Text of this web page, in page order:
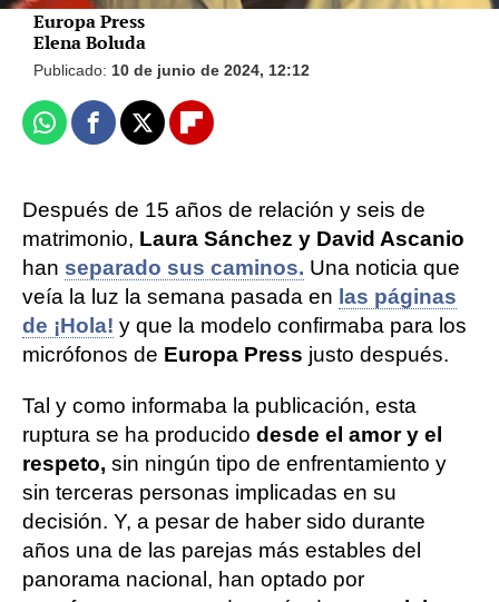
Europa Press
Elena Boluda
Publicado: 10 de junio de 2024, 12:12
WhatsappFacebook
X Flipboard
Después de 15 años de relación y seis de
matrimonio, Laura Sánchez y David Ascanio
han separado sus caminos. Una noticia que
veía la luz la semana pasada en las páginas
de ¡Hola! y que la modelo confirmaba para los
micrófonos de Europa Press justo después.
Tal y como informaba la publicación, esta
ruptura se ha producido desde el amor y el
respeto, sin ningún tipo de enfrentamiento y
sin terceras personas implicadas en su
decisión. Y, a pesar de haber sido durante
años una de las parejas más estables del
panorama nacional, han optado por